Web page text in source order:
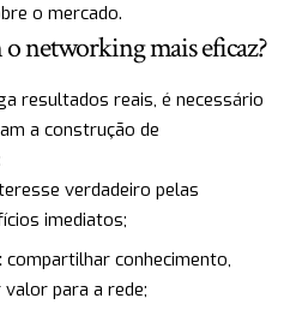
o mercado.
networking mais eficaz?
resultados reais, é necessário
a construção de
verdadeiro pelas
imediatos;
compartilhar conhecimento,
para a rede;